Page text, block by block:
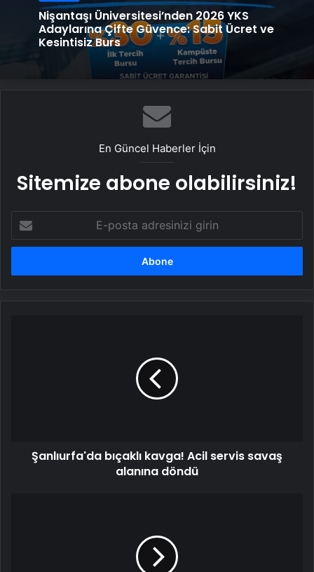
Nişantaşı Üniversitesi’nden 2026 YKS
Adaylarına Çifte Güvence: Sabit Ücret ve
Kesintisiz Burs
En Güncel Haberler İçin
Sitemize abone olabilirsiniz!
posta
adresinizi
Şanlıurfa'da bıçaklı kavga! Acil servis savaş
alanına döndü